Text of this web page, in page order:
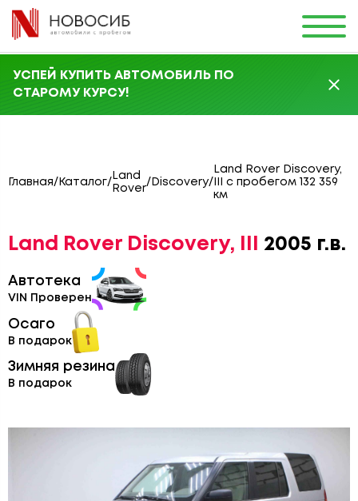
УСПЕЙ КУПИТЬ АВТОМОБИЛЬ ПО
СТАРОМУ КУРСУ!
Главная/ Каталог/
Land
Rover
/ Discovery/
Land Rover Discovery,
III с пробегом 132 359
км
Land Rover Discovery, III 2005 г.в.
Автотека
VIN Проверен
Осаго
В подарок
Зимняя резина
В подарок